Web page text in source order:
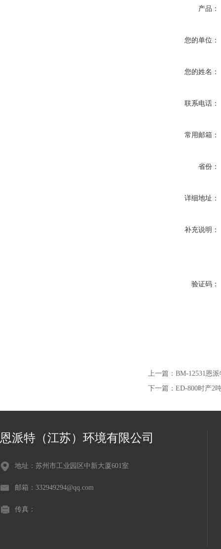
产品：
您的单位：
您的姓名：
联系电话：
常用邮箱：
省份：
详细地址：
补充说明：
验证码：
上一篇： BM-12531恩
下一篇： ED-800时产2
恩派特（江苏）环境有限公司
地址：苏州市工业园区中新大厦601室
邮箱：332949294@qq.com
传真：